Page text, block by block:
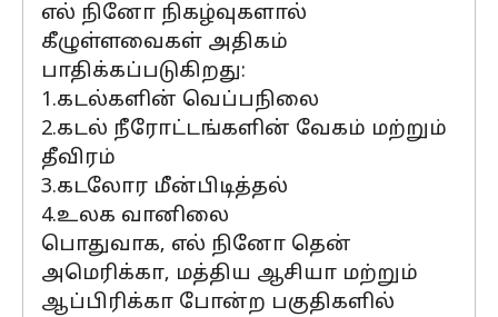
எல் நினோ நிகழ்வுகளால்
கீழுள்ளவைகள் அதிகம்
பாதிக்கப்படுகிறது:
1.கடல்களின் வெப்பநிலை
2.கடல் நீரோட்டங்களின் வேகம் மற்றும்
தீவிரம்
3.கடலோர மீன்பிடித்தல்
4.உலக வானிலை
பொதுவாக, எல் நினோ தென்
அமெரிக்கா, மத்திய ஆசியா மற்றும்
ஆப்பிரிக்கா போன்ற பகுதிகளில்